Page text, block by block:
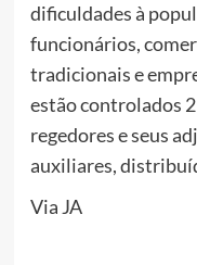
dificuldades à
funcionários,
tradicionais e
estão controlados
regedores e seus
auxiliares,
Via JA